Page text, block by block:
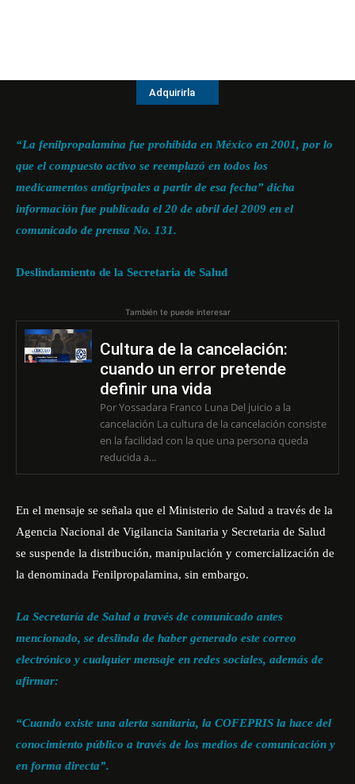
Adquirirla
“La fenilpropalamina fue prohibida en México en 2001, por lo
que el compuesto activo se reemplazó en todos los
medicamentos antigripales a partir de esa fecha” dicha
información fue publicada el 20 de abril del 2009 en el
comunicado de prensa No. 131.
Deslindamiento de la Secretaria de Salud
También te puede interesar
Cultura de la cancelación:
cuando un error pretende
definir una vida
Por Yossadara Franco Luna Del juicio a la
cancelación La cultura de la cancelación consiste
en la facilidad con la que una persona queda
reducida a...
En el mensaje se señala que el Ministerio de Salud a través de la
Agencia Nacional de Vigilancia Sanitaria y Secretaria de Salud
se suspende la distribución, manipulación y comercialización de
la denominada Fenilpropalamina, sin embargo.
La Secretaría de Salud a través de comunicado antes
mencionado, se deslinda de haber generado este correo
electrónico y cualquier mensaje en redes sociales, además de
afirmar:
“Cuando existe una alerta sanitaria, la COFEPRIS la hace del
conocimiento público a través de los medios de comunicación y
en forma directa”.